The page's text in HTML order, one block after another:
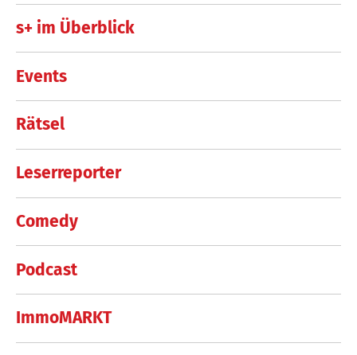
s+ im Überblick
Events
Rätsel
Leserreporter
Comedy
Podcast
ImmoMARKT